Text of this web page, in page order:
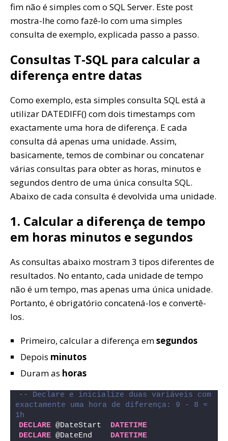
fim não é simples com o SQL Server. Este post
mostra-lhe como fazê-lo com uma simples
consulta de exemplo, explicada passo a passo.
Consultas T-SQL para calcular a
diferença entre datas
Como exemplo, esta simples consulta SQL está a
utilizar DATEDIFF() com dois timestamps com
exactamente uma hora de diferença. E cada
consulta dá apenas uma unidade. Assim,
basicamente, temos de combinar ou concatenar
várias consultas para obter as horas, minutos e
segundos dentro de uma única consulta SQL.
Abaixo de cada consulta é devolvida uma unidade.
1. Calcular a diferença de tempo
em horas minutos e segundos
As consultas abaixo mostram 3 tipos diferentes de
resultados. No entanto, cada unidade de tempo
não é um tempo, mas apenas uma única unidade.
Portanto, é obrigatório concatená-los e convertê-
los.
Primeiro, calcular a diferença emsegundos
Depois minutos
Duram as horas
-- Declare e inicialize duas variáveis com
exactamente uma hora de diferença: 9 - 8 =
1h
DECLARE @DateStart DATETIME
DECLARE @DateEnd DATETIME